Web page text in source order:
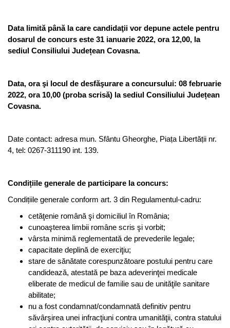
Data limită până la care candidaţii vor depune actele pentru
dosarul de concurs este 31 ianuarie 2022, ora 12,00, la
sediul Consiliului Județean Covasna.
Data, ora şi locul de desfăşurare a concursului: 08 februarie
2022, ora 10,00 (proba scrisă) la sediul Consiliului Județean
Covasna.
Date contact: adresa mun. Sfântu Gheorghe, Piața Libertății nr.
4, tel: 0267-311190 int. 139.
Condițiile generale de participare la concurs:
Condițiile generale conform art. 3 din Regulamentul-cadru:
cetăţenie română şi domiciliul în România;
cunoaşterea limbii române scris şi vorbit;
vârsta minimă reglementată de prevederile legale;
capacitate deplină de exerciţiu;
stare de sănătate corespunzătoare postului pentru care
candidează, atestată pe baza adeverinţei medicale
eliberate de medicul de familie sau de unităţile sanitare
abilitate;
nu a fost condamnat/condamnată definitiv pentru
săvârşirea unei infracţiuni contra umanităţii, contra statului